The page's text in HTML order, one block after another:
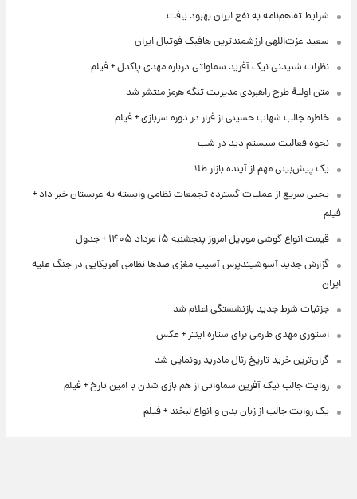
شرایط تفاهم‌نامه به نفع ایران بهبود یافت
سعید عزت‌اللهی ارزشمندترین هافبک فوتبال ایران
نظرات شنیدنی نیک آفرید سماواتی درباره مهدی پاکدل + فیلم
متن اولیۀ طرح راهبردی مدیریت تنگه هرمز منتشر شد
خاطره جالب شهاب حسینی از فرار در دوره سربازی + فیلم
نحوه فعالیت سیستم دید در شب
یک پیش‌بینی مهم از آینده بازار طلا
یحیی سریع از عملیات گسترده تجمعات نظامی وابسته به عربستان خبر داد +
فیلم
قیمت انواع گوشی موبایل امروز پنجشنبه ۱۵ مرداد ۱۴۰۵ + جدول
گزارش جدید آسوشیتدپرس آسیب مغزی صدها نظامی آمریکایی در جنگ علیه
ایران
جزئیات شرط جدید بازنشستگی اعلام شد
استوری مهدی طارمی برای ستاره اینتر + عکس
گران‌ترین خرید تاریخ رئال مادرید رونمایی شد
روایت جالب نیک آفرین سماواتی از هم بازی شدن با امین تارخ + فیلم
یک روایت جالب از زبان بدن و انواع لبخند + فیلم